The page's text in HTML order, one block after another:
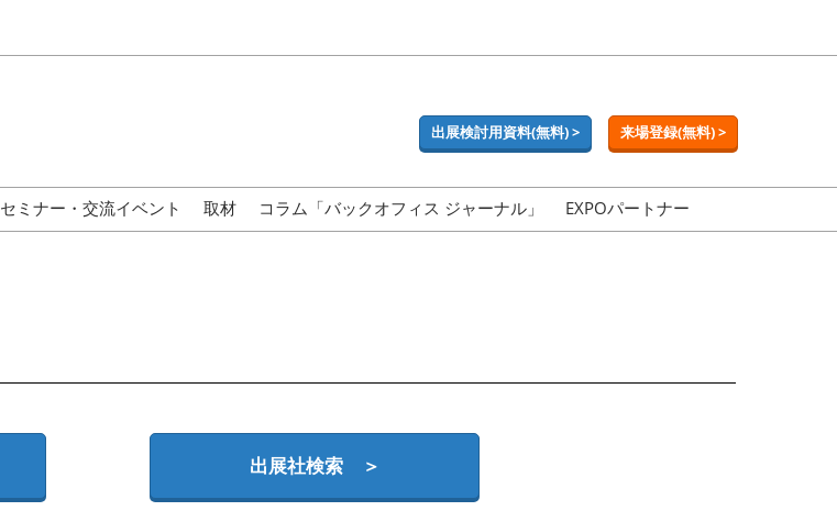
出展検討用資料(無料) > 来場登録(無料) >
セミナー・交流イベント 取材 コラム「バックオフィス ジャーナル」 EXPOパートナー
出展社検索 ＞